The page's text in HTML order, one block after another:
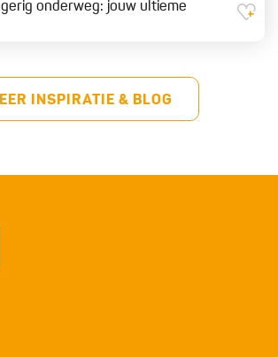
onderweg: jouw ultieme
INSPIRATIE & BLOG